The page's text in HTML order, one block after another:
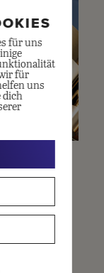
für uns
für
uns
dich